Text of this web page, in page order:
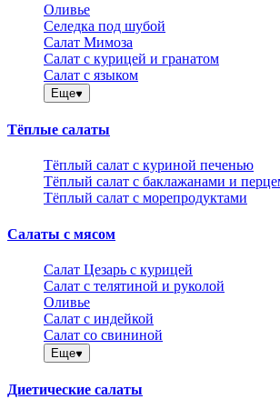
Оливье
Селедка под шубой
Салат Мимоза
Салат с курицей и гранатом
Салат с языком
Еще
Тёплые салаты
Тёплый салат с куриной печенью
Тёплый салат с баклажанами и
Тёплый салат с морепродуктами
Салаты с мясом
Салат Цезарь с курицей
Салат с телятиной и руколой
Оливье
Салат с индейкой
Салат со свининой
Еще
Диетические салаты